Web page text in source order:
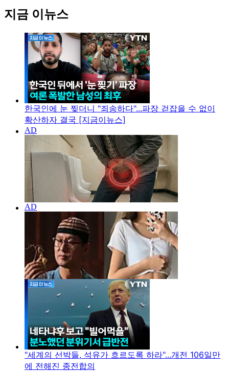
지금 이뉴스
한국인에 눈 찢더니 "죄송하다"...파장 걷잡을 수 없이
확산하자 결국 [지금이뉴스]
"세계의 선박들, 석유가 흐르도록 하라"...개전 106일만
에 전해진 종전합의